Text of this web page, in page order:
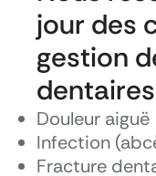
jour des
gestion
Douleur aiguë
Infection
Fracture